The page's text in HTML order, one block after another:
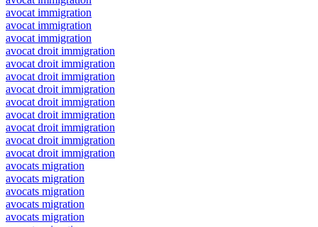
avocat immigration
avocat immigration
avocat immigration
avocat droit immigration
avocat droit immigration
avocat droit immigration
avocat droit immigration
avocat droit immigration
avocat droit immigration
avocat droit immigration
avocat droit immigration
avocat droit immigration
avocats migration
avocats migration
avocats migration
avocats migration
avocats migration